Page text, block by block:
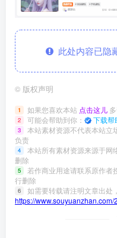
此处内容已隐
© 版权声明
1 如果您喜欢本站 点击这儿
2 可能会帮助到你： 下载帮
3
本站素材资源不代表本站立
负责
4
本站所有素材资源来源于网
删除
5 若作商业用途请联系原作者
行删除
6
如需要转载请注明文章出处
https://www.souyuanzhan.com/